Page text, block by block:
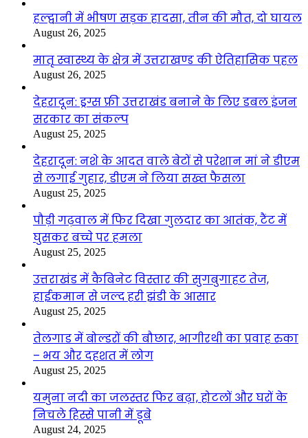
हल्द्वानी में भीषण सड़क हादसा, तीन की मौत, दो घायल
August 26, 2025
मातृ स्वास्थ्य के क्षेत्र में उत्तराखण्ड की ऐतिहासिक पहल
August 26, 2025
देहरादून: ड्रग्स फ्री उत्तराखंड बनाने के लिए डबल इंजन
सरकार का संकल्प
August 25, 2025
देहरादून: नशे के आदत वाले बेटों से परेशान मां ने डीएम
से लगाई गुहार, डीएम ने लिया सख्त फैसला
August 25, 2025
पौड़ी गढ़वाल में फिर दिखा गुलदार का आतंक, टैंट में
घुसकर बच्चे पर हमला
August 25, 2025
उत्तराखंड में कैबिनेट विस्तार की सुगबुगाहट तेज,
हाईकमान से जल्द हरी झंडी के आसार
August 25, 2025
तेलगाड में बोल्डरों की बौछार, भागीरथी का प्रवाह रुका
– भय और दहशत में लोग
August 25, 2025
यमुना नदी का जलस्तर फिर बढ़ा, होटलों और घरों के
निचले हिस्से पानी में डूबे
August 24, 2025